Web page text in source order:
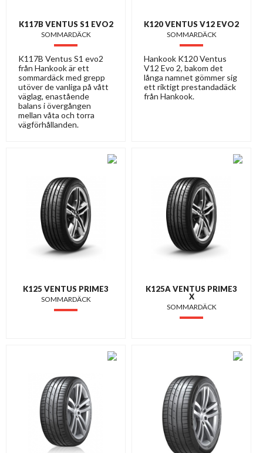
K117B VENTUS S1 EVO2
SOMMARDÄCK
K117B Ventus S1 evo2
från Hankook är ett
sommardäck med grepp
utöver de vanliga på vått
väglag, enastående
balans i övergången
mellan våta och torra
vägförhållanden.
K120 VENTUS V12 EVO2
SOMMARDÄCK
Hankook K120 Ventus
V12 Evo 2, bakom det
långa namnet gömmer sig
ett riktigt prestandadäck
från Hankook.
K125 VENTUS PRIME3
SOMMARDÄCK
K125A VENTUS PRIME3
X
SOMMARDÄCK